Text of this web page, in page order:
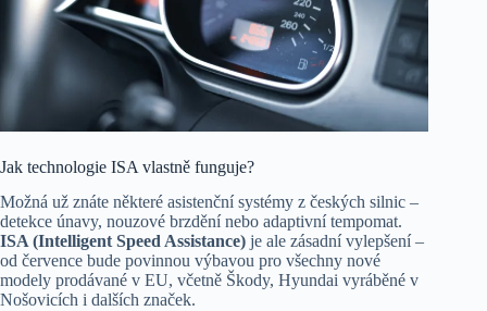
Jak technologie ISA vlastně funguje?
Možná už znáte některé asistenční systémy z českých silnic –
detekce únavy, nouzové brzdění nebo adaptivní tempomat.
ISA (Intelligent Speed Assistance) je ale zásadní vylepšení –
od července bude povinnou výbavou pro všechny nové
modely prodávané v EU, včetně Škody, Hyundai vyráběné v
Nošovicích i dalších značek.